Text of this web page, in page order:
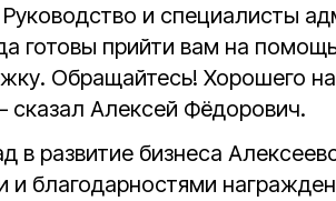
и специалисты
готовы прийти вам на
Обращайтесь! Хорошего
сказал Алексей Фёдорович.
в развитие бизнеса
и благодарностями